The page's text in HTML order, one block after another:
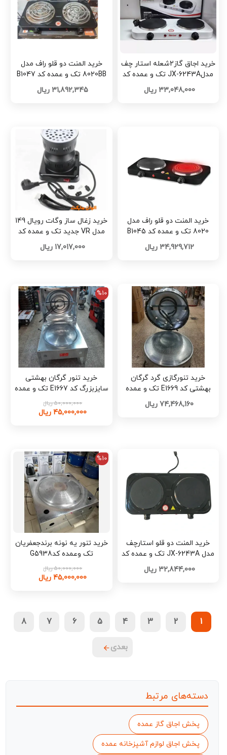
خرید اجاق گاز2‌شعله‌ استار چف
مدلJX-6243A تک و عمده کد
G6264
33,048,000 ریال
خرید المنت دو قلو راف مدل
8020BB تک و عمده کد B1047
31,892,345 ریال
خرید المنت دو قلو راف مدل
8020 تک و عمده کد B1045
34,929,712 ریال
خرید زغال ساز وگات رویال 149
مدل VR جدید تک و عمده کد
F1144
17,017,000 ریال
خرید تنورگازی گرد گرگان
بهشتی کد E1669 تک و عمده
74,468,160 ریال
%10
خرید تنور گرگان بهشتی
سایزبزرگ کد E1667 تک و عمده
50,000,000 ریال
45,000,000 ریال
خرید المنت دو قلو استارچف
مدل JX-6243A تک و عمده کد
G6002
32,844,000 ریال
%10
خرید تنور یه نونه برندجعفریان
تک وعمده کدG5938
50,000,000 ریال
45,000,000 ریال
1
2
3
4
5
6
7
8
بعدی
دسته‌های مرتبط
پخش اجاق گاز عمده
پخش اجاق لوازم آشپزخانه عمده